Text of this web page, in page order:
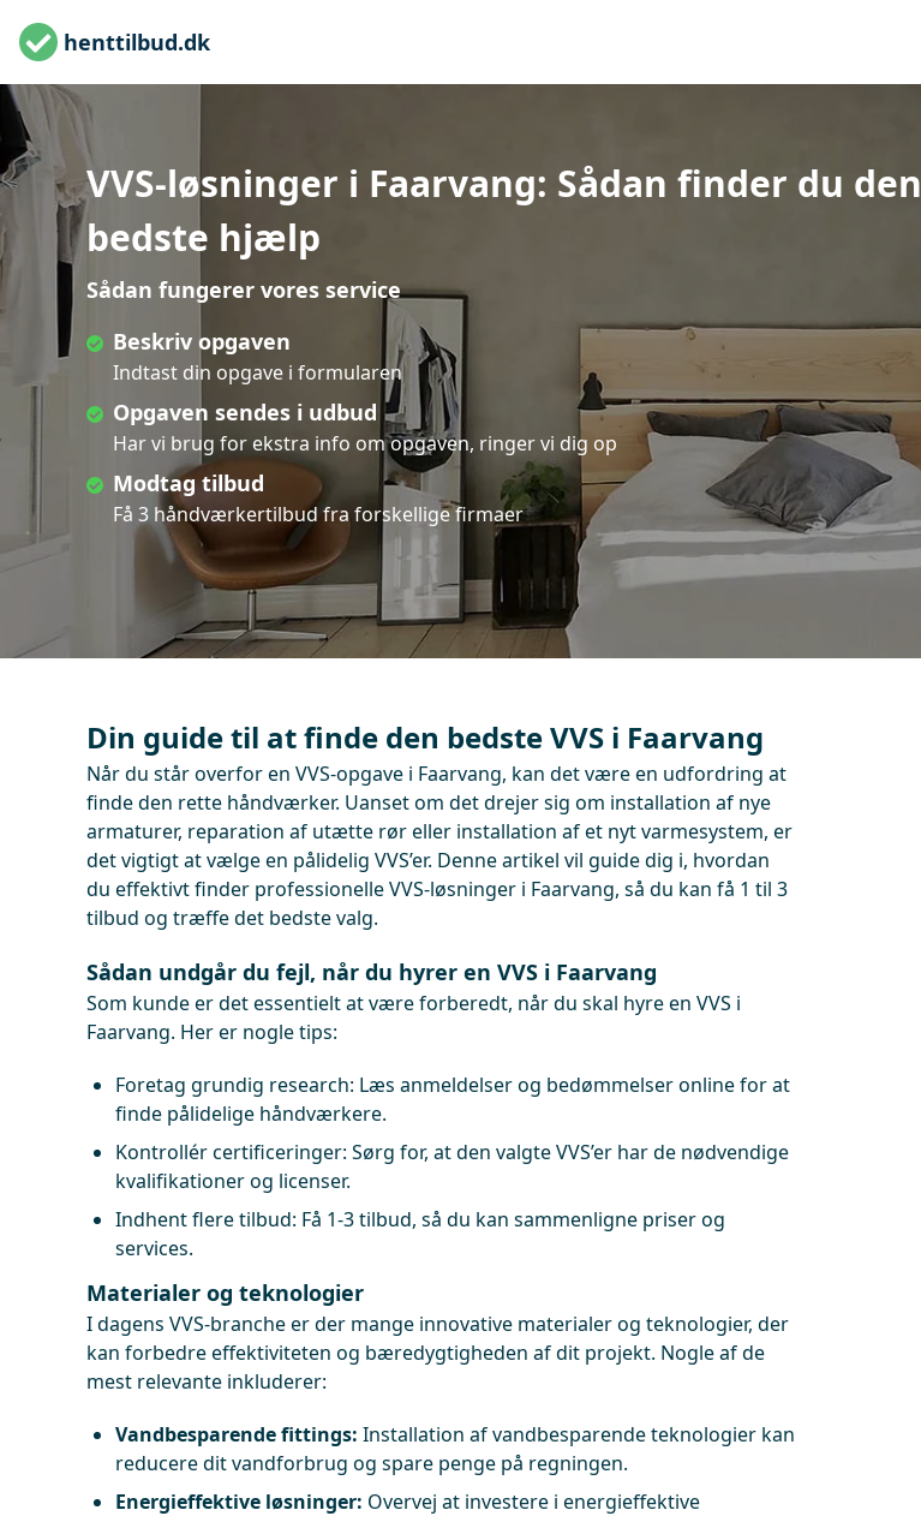
henttilbud.dk
VVS-løsninger i Faarvang: Sådan finder du den
bedste hjælp
Sådan fungerer vores service
Beskriv opgaven
Indtast din opgave i formularen
Opgaven sendes i udbud
Har vi brug for ekstra info om opgaven, ringer vi dig op
Modtag tilbud
Få 3 håndværkertilbud fra forskellige firmaer
Din guide til at finde den bedste VVS i Faarvang
Når du står overfor en VVS-opgave i Faarvang, kan det være en udfordring at
finde den rette håndværker. Uanset om det drejer sig om installation af nye
armaturer, reparation af utætte rør eller installation af et nyt varmesystem, er
det vigtigt at vælge en pålidelig VVS’er. Denne artikel vil guide dig i, hvordan
du effektivt finder professionelle VVS-løsninger i Faarvang, så du kan få 1 til 3
tilbud og træffe det bedste valg.
Sådan undgår du fejl, når du hyrer en VVS i Faarvang
Som kunde er det essentielt at være forberedt, når du skal hyre en VVS i
Faarvang. Her er nogle tips:
Foretag grundig research: Læs anmeldelser og bedømmelser online for at
finde pålidelige håndværkere.
Kontrollér certificeringer: Sørg for, at den valgte VVS’er har de nødvendige
kvalifikationer og licenser.
Indhent flere tilbud: Få 1-3 tilbud, så du kan sammenligne priser og
services.
Materialer og teknologier
I dagens VVS-branche er der mange innovative materialer og teknologier, der
kan forbedre effektiviteten og bæredygtigheden af dit projekt. Nogle af de
mest relevante inkluderer:
Vandbesparende fittings: Installation af vandbesparende teknologier kan
reducere dit vandforbrug og spare penge på regningen.
Energieffektive løsninger: Overvej at investere i energieffektive